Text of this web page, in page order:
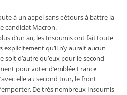
à un appel sans détours à battre la
candidat Macron.
d’un an, les Insoumis ont fait toute
explicitement qu’il n’y aurait aucun
soit d’autre qu’eux pour le second
pour voter d’emblée France
elle au second tour, le front
De très nombreux Insoumis